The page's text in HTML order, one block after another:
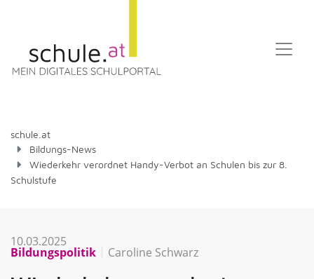
schule.at
Bildungs-News
Wiederkehr verordnet Handy-Verbot an Schulen bis zur 8.
Schulstufe
10.03.2025
Bildungspolitik Caroline Schwarz